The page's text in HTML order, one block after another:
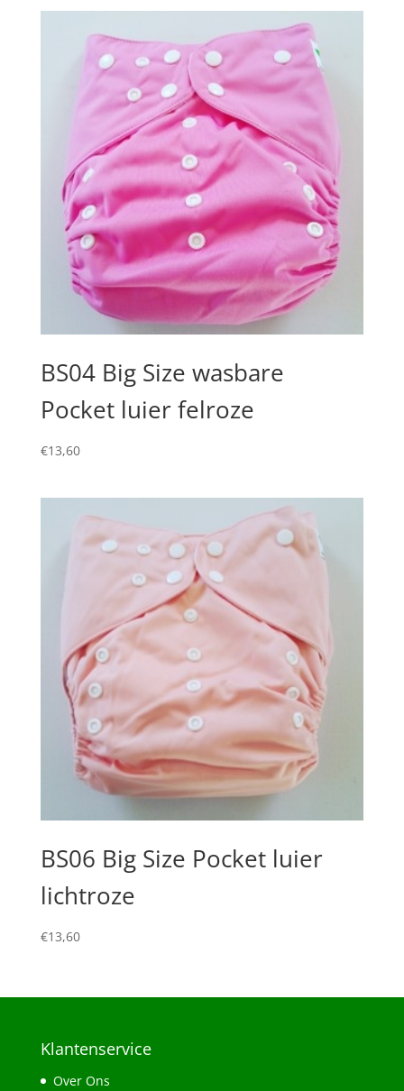
BS04 Big Size wasbare
Pocket luier felroze
€13,60
BS06 Big Size Pocket luier
lichtroze
€13,60
Klantenservice
Over Ons